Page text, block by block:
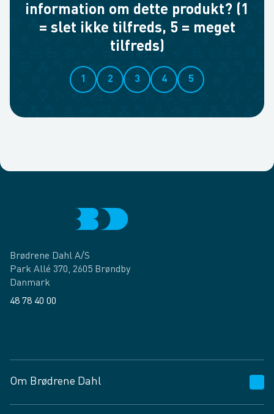
information om dette produkt? (1
= slet ikke tilfreds, 5 = meget
tilfreds)
1 2 3 4 5
Brødrene Dahl A/S
Park Allé 370, 2605 Brøndby
Danmark
48 78 40 00
Om Brødrene Dahl